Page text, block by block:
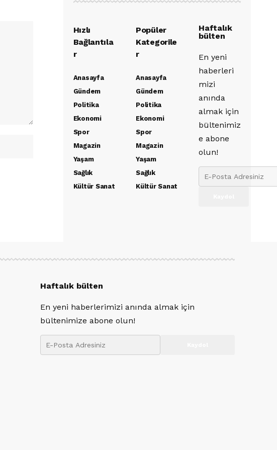
Hızlı
Bağlantıla
r
Anasayfa
Gündem
Politika
Ekonomi
Spor
Magazin
Yaşam
Sağlık
Kültür Sanat
Popüler
Kategorile
r
Anasayfa
Gündem
Politika
Ekonomi
Spor
Magazin
Yaşam
Sağlık
Kültür Sanat
Haftalık
bülten
En yeni
haberleri
mizi
anında
almak için
bültenimiz
e abone
olun!
Haftalık bülten
En yeni haberlerimizi anında almak için
bültenimize abone olun!